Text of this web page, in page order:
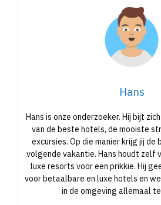
van de beste hotels, de mooiste
excursies. Op die manier krijg jij de
volgende vakantie. Hans houdt zelf
luxe resorts voor een prikkie. Hij
voor betaalbare en luxe hotels en
in de omgeving allemaal
🌴 Populaire verre bestemmingen: